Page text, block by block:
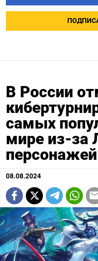
В России
самых
мире из-за
персонажей
08.08.2024